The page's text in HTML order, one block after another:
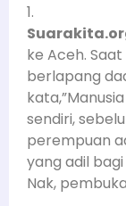
1.
ke Aceh.
berlapang
sendiri,
perempuan
yang adil
Nak,